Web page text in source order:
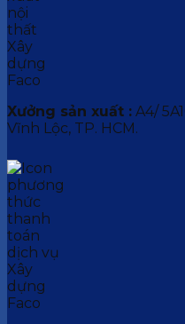
Xưởng sản xuất : A4/
Vĩnh Lộc, TP. HCM.